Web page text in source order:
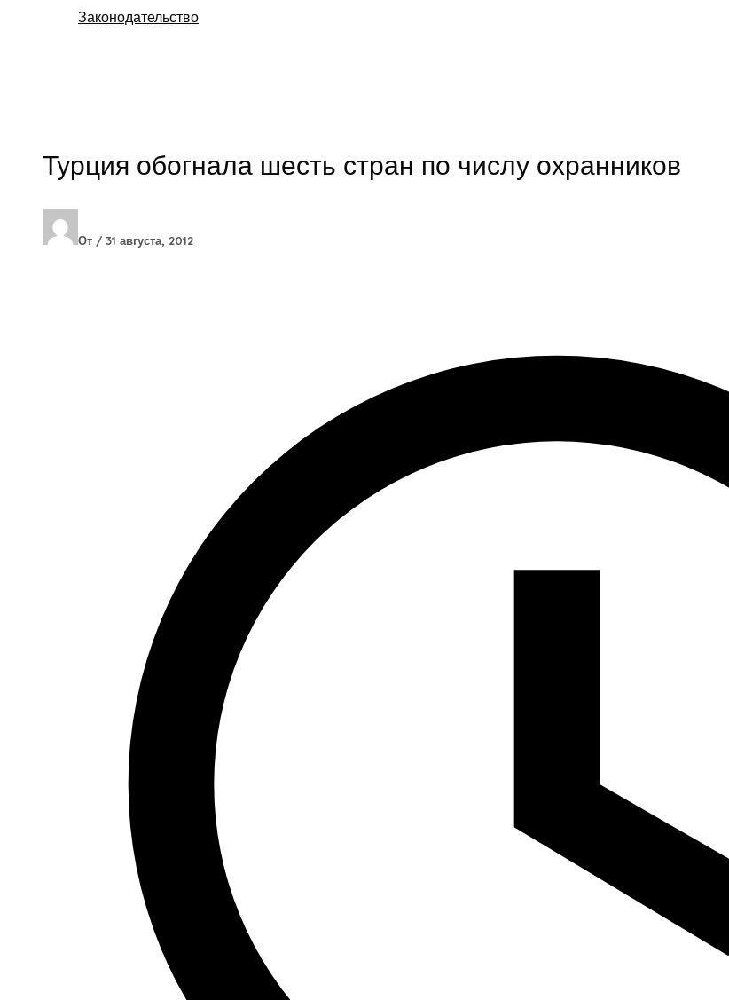
Законодательство
Турция обогнала шесть стран по числу охранников
От / 31 августа, 2012